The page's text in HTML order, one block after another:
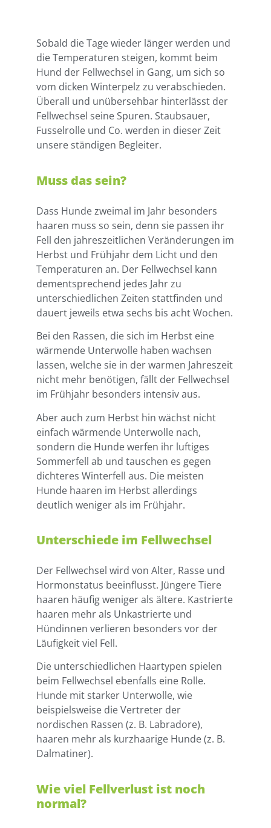
Sobald die Tage wieder länger werden und
die Temperaturen steigen, kommt beim
Hund der Fellwechsel in Gang, um sich so
vom dicken Winterpelz zu verabschieden.
Überall und unübersehbar hinterlässt der
Fellwechsel seine Spuren. Staubsauer,
Fusselrolle und Co. werden in dieser Zeit
unsere ständigen Begleiter.
Muss das sein?
Dass Hunde zweimal im Jahr besonders
haaren muss so sein, denn sie passen ihr
Fell den jahreszeitlichen Veränderungen im
Herbst und Frühjahr dem Licht und den
Temperaturen an. Der Fellwechsel kann
dementsprechend jedes Jahr zu
unterschiedlichen Zeiten stattfinden und
dauert jeweils etwa sechs bis acht Wochen.
Bei den Rassen, die sich im Herbst eine
wärmende Unterwolle haben wachsen
lassen, welche sie in der warmen Jahreszeit
nicht mehr benötigen, fällt der Fellwechsel
im Frühjahr besonders intensiv aus.
Aber auch zum Herbst hin wächst nicht
einfach wärmende Unterwolle nach,
sondern die Hunde werfen ihr luftiges
Sommerfell ab und tauschen es gegen
dichteres Winterfell aus. Die meisten
Hunde haaren im Herbst allerdings
deutlich weniger als im Frühjahr.
Unterschiede im Fellwechsel
Der Fellwechsel wird von Alter, Rasse und
Hormonstatus beeinflusst. Jüngere Tiere
haaren häufig weniger als ältere. Kastrierte
haaren mehr als Unkastrierte und
Hündinnen verlieren besonders vor der
Läufigkeit viel Fell.
Die unterschiedlichen Haartypen spielen
beim Fellwechsel ebenfalls eine Rolle.
Hunde mit starker Unterwolle, wie
beispielsweise die Vertreter der
nordischen Rassen (z. B. Labradore),
haaren mehr als kurzhaarige Hunde (z. B.
Dalmatiner).
Wie viel Fellverlust ist noch
normal?